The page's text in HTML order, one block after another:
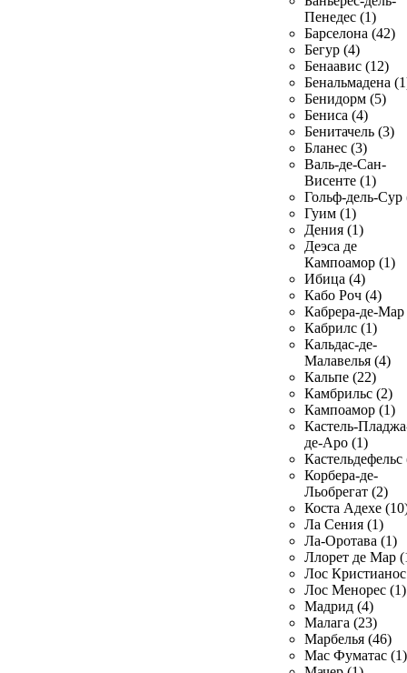
Пенедес (1)
Барселона (42)
Бегур (4)
Бенаавис (12)
Бенальмадена
Бенидорм (5)
Бениса (4)
Бенитачель (3)
Бланес (3)
Валь-де-Сан-
Висенте (1)
Гольф-дель-Сур
Гуим (1)
Дения (1)
Деэса де
Кампоамор (1)
Ибица (4)
Кабо Роч (4)
Кабрера-де-Мар
Кабрилс (1)
Кальдас-де-
Малавелья (4)
Кальпе (22)
Камбрильс (2)
Кампоамор (1)
Кастель-
де-Аро (1)
Кастельдефельс
Корбера-де-
Льобрегат (2)
Коста Адехе
Ла Сения (1)
Ла-Оротава (1)
Ллорет де Мар
Лос
Лос Менорес (1)
Мадрид (4)
Малага (23)
Марбелья (46)
Мас Фуматас (1)